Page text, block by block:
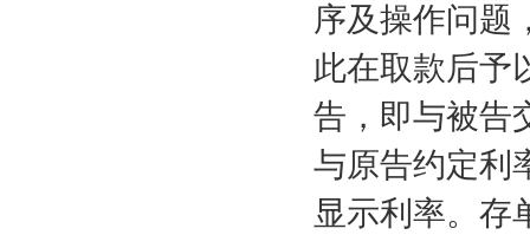
序及操作问题
此在取款后予
告，即与被告
与原告约定利
显示利率。存